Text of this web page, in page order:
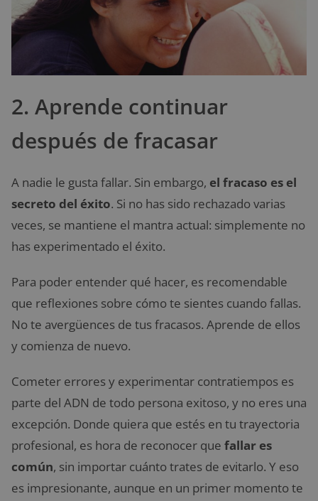
2. Aprende continuar
después de fracasar
A nadie le gusta fallar. Sin embargo, el fracaso es el
secreto del éxito. Si no has sido rechazado varias
veces, se mantiene el mantra actual: simplemente no
has experimentado el éxito.
Para poder entender qué hacer, es recomendable
que reflexiones sobre cómo te sientes cuando fallas.
No te avergüences de tus fracasos. Aprende de ellos
y comienza de nuevo.
Cometer errores y experimentar contratiempos es
parte del ADN de todo persona exitoso, y no eres una
excepción. Donde quiera que estés en tu trayectoria
profesional, es hora de reconocer que fallar es
común, sin importar cuánto trates de evitarlo. Y eso
es impresionante, aunque en un primer momento te